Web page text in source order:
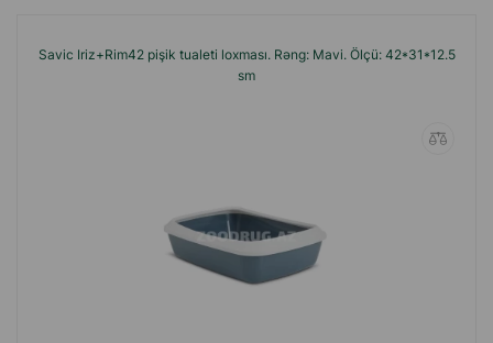
Savic Iriz+Rim42 pişik tualeti loxması. Rəng: Mavi. Ölçü: 42*31*12.5
sm